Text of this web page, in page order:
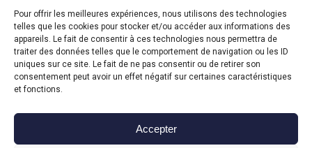
Pour offrir les meilleures expériences, nous utilisons des technologies
telles que les cookies pour stocker et/ou accéder aux informations des
appareils. Le fait de consentir à ces technologies nous permettra de
traiter des données telles que le comportement de navigation ou les ID
uniques sur ce site. Le fait de ne pas consentir ou de retirer son
consentement peut avoir un effet négatif sur certaines caractéristiques
et fonctions.
Accepter
Bons Plans Voyage : Économisez sur vos
Vacances avec Toody
13 décembre 2024 Bon plans
Toody © 2024